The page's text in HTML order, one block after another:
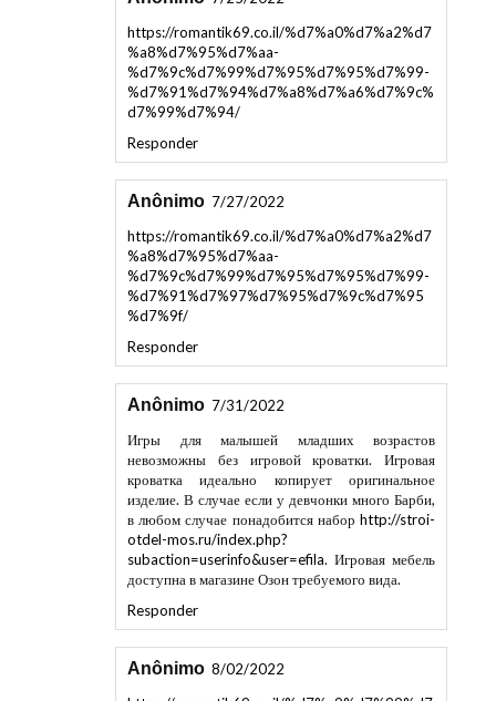
https://romantik69.co.il/%d7%a0%d7%a2%d7
%a8%d7%95%d7%aa-
%d7%9c%d7%99%d7%95%d7%95%d7%99-
%d7%91%d7%94%d7%a8%d7%a6%d7%9c%
d7%99%d7%94/
Responder
Anônimo 7/27/2022
https://romantik69.co.il/%d7%a0%d7%a2%d7
%a8%d7%95%d7%aa-
%d7%9c%d7%99%d7%95%d7%95%d7%99-
%d7%91%d7%97%d7%95%d7%9c%d7%95
%d7%9f/
Responder
Anônimo 7/31/2022
Игры для малышей младших возрастов
невозможны без игровой кроватки. Игровая
кроватка идеально копирует оригинальное
изделие. В случае если у девчонки много Барби,
в любом случае понадобится наборhttp://stroi-
otdel-mos.ru/index.php?
subaction=userinfo&user=efila
доступна в магазине Озон требуемого вида.
Responder
Anônimo 8/02/2022
https://romantik69.co.il/%d7%a9%d7%99%d7